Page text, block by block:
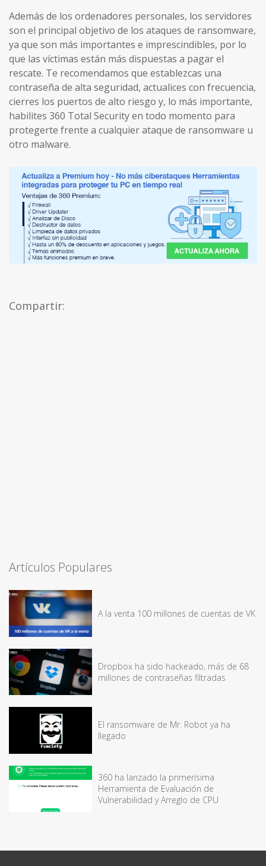
Además de los ordenadores personales, los servidores
son el principal objetivo de los ataques de ransomware,
ya que son más importantes e imprescindibles, por lo
que las víctimas están más dispuestas a pagar el
rescate. Te recomendamos que establezcas una
contraseña de alta seguridad, actualices con frecuencia,
cierres los puertos de alto riesgo y, lo más importante,
habilites 360 ​​Total Security en todo momento para
protegerte frente a cualquier ataque de ransomware u
otro malware.
Compartir:
Artículos Populares
A la venta 100 millones de cuentas de VK
Dropbox ha sido hackeado, más de 68
millones de contraseñas filtradas
El ransomware de Mr. Robot ya ha
llegado
360 ha lanzado la primerísima
Herramienta de Evaluación de
Vulnerabilidad y Arreglo de CPU